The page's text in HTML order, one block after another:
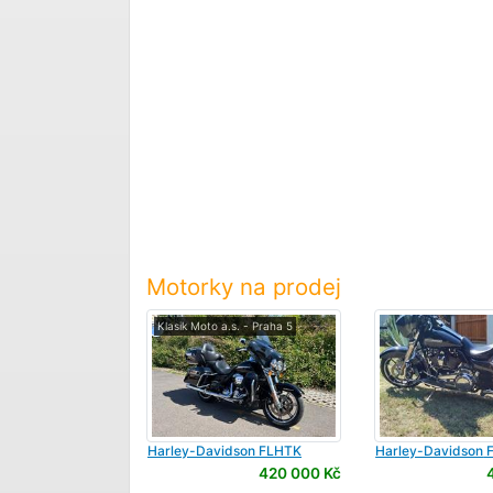
Motorky na prodej
Klasik Moto a.s. - Praha 5
Harley-Davidson FLHTK
Electra Glide Ultra Limited
420 000 Kč
Harley-Davidson